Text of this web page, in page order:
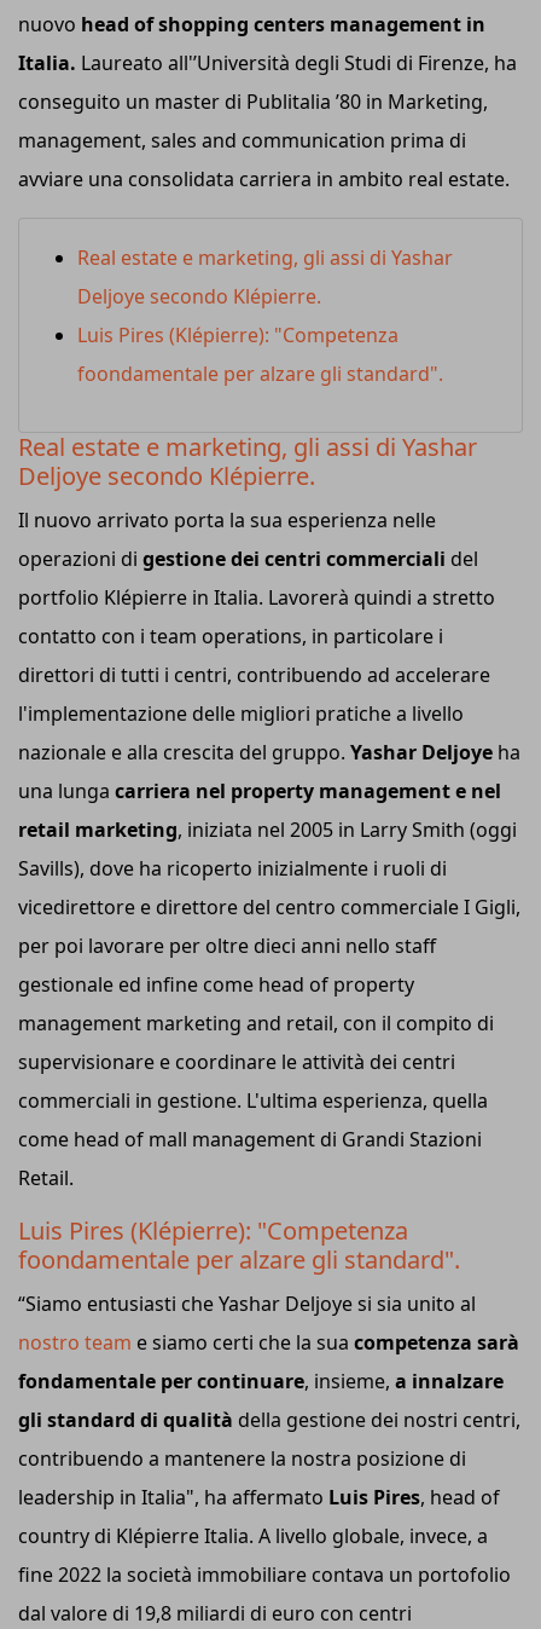
nuovo head of shopping centers management in
Italia. Laureato all'’Università degli Studi di Firenze, ha
conseguito un master di Publitalia ’80 in Marketing,
management, sales and communication prima di
avviare una consolidata carriera in ambito real estate.
Real estate e marketing, gli assi di Yashar
Deljoye secondo Klépierre.
Luis Pires (Klépierre): "Competenza
foondamentale per alzare gli standard".
Real estate e marketing, gli assi di Yashar
Deljoye secondo Klépierre.
Il nuovo arrivato porta la sua esperienza nelle
operazioni di gestione dei centri commerciali del
portfolio Klépierre in Italia. Lavorerà quindi a stretto
contatto con i team operations, in particolare i
direttori di tutti i centri, contribuendo ad accelerare
l'implementazione delle migliori pratiche a livello
nazionale e alla crescita del gruppo. Yashar Deljoye ha
una lunga carriera nel property management e nel
retail marketing, iniziata nel 2005 in Larry Smith (oggi
Savills), dove ha ricoperto inizialmente i ruoli di
vicedirettore e direttore del centro commerciale I Gigli,
per poi lavorare per oltre dieci anni nello staff
gestionale ed infine come head of property
management marketing and retail, con il compito di
supervisionare e coordinare le attività dei centri
commerciali in gestione. L'ultima esperienza, quella
come head of mall management di Grandi Stazioni
Retail.
Luis Pires (Klépierre): "Competenza
foondamentale per alzare gli standard".
“Siamo entusiasti che Yashar Deljoye si sia unito al
nostro team e siamo certi che la sua competenza sarà
fondamentale per continuare, insieme, a innalzare
gli standard di qualità della gestione dei nostri centri,
contribuendo a mantenere la nostra posizione di
leadership in Italia", ha affermato Luis Pires, head of
country di Klépierre Italia. A livello globale, invece, a
fine 2022 la società immobiliare contava un portofolio
dal valore di 19,8 miliardi di euro con centri